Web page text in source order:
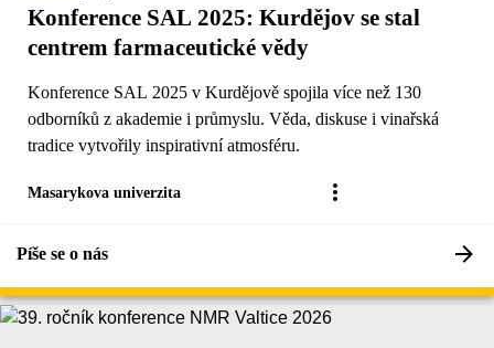
Konference SAL 2025: Kurdějov se stal
centrem farmaceutické vědy
Konference SAL 2025 v Kurdějově spojila více než 130
odborníků z akademie i průmyslu. Věda, diskuse i vinařská
tradice vytvořily inspirativní atmosféru.
Masarykova univerzita
Píše se o nás